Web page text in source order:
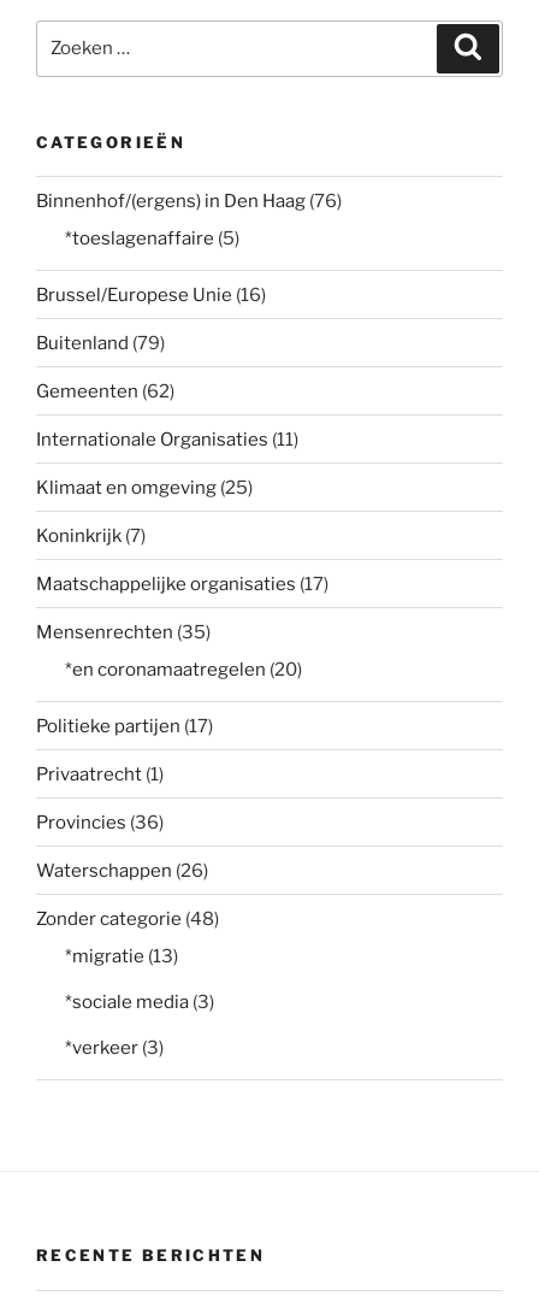
naar:
CATEGORIEËN
Binnenhof/(ergens) in Den Haag (76)
*toeslagenaffaire (5)
Brussel/Europese Unie (16)
Buitenland (79)
Gemeenten (62)
Internationale Organisaties (11)
Klimaat en omgeving (25)
Koninkrijk (7)
Maatschappelijke organisaties (17)
Mensenrechten (35)
*en coronamaatregelen (20)
Politieke partijen (17)
Privaatrecht (1)
Provincies (36)
Waterschappen (26)
Zonder categorie (48)
*migratie (13)
*sociale media (3)
*verkeer (3)
RECENTE BERICHTEN